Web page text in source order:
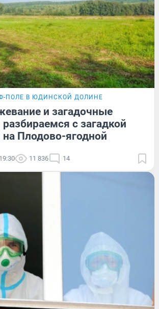
ПОЛЕ В ЮДИНСКОЙ ДОЛИНЕ
и загадочные
с загадкой
Плодово-ягодной
11 836 14